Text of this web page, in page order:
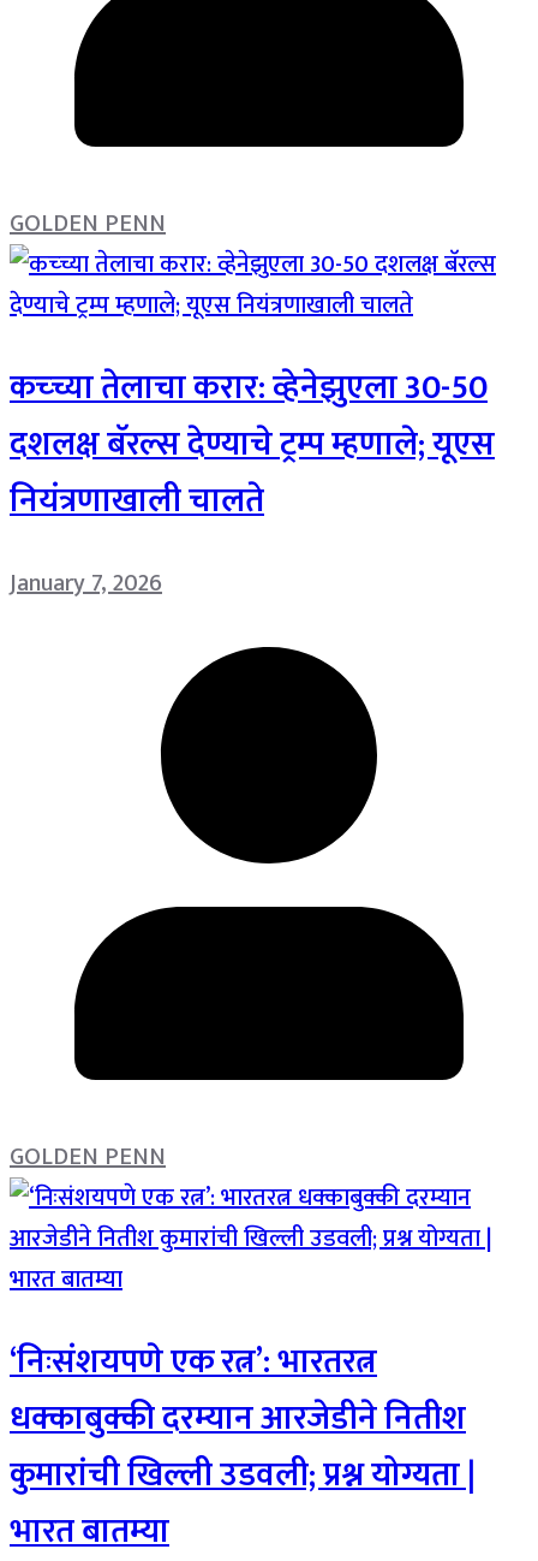
GOLDEN PENN
कच्च्या तेलाचा करार: व्हेनेझुएला 30-50
दशलक्ष बॅरल्स देण्याचे ट्रम्प म्हणाले; यूएस
नियंत्रणाखाली चालते
January 7, 2026
GOLDEN PENN
‘निःसंशयपणे एक रत्न’: भारतरत्न
धक्काबुक्की दरम्यान आरजेडीने नितीश
कुमारांची खिल्ली उडवली; प्रश्न योग्यता |
भारत बातम्या